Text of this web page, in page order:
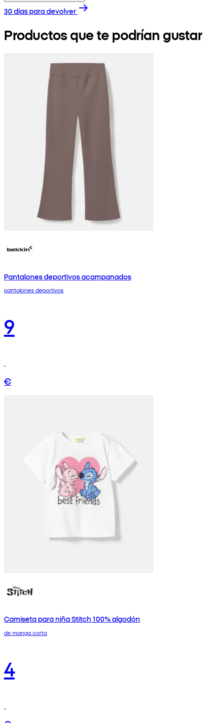
30 días para devolver
Productos que te podrían gustar
Pantalones deportivos acampanados
pantalones deportivos
9
€
Camiseta para niña Stitch 100% algodón
de manga corta
4